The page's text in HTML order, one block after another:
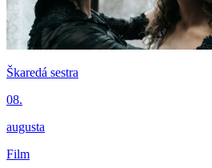
Škaredá sestra
08.
augusta
Film